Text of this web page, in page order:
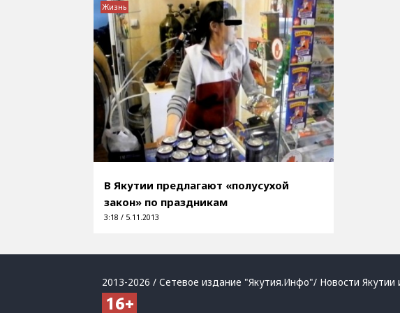
В Якутии предлагают «полусухой
закон» по праздникам
3:18 / 5.11.2013
Жизнь
2013-2026 / Сетевое издание "Якутия.Инфо"/ Новости Якутии